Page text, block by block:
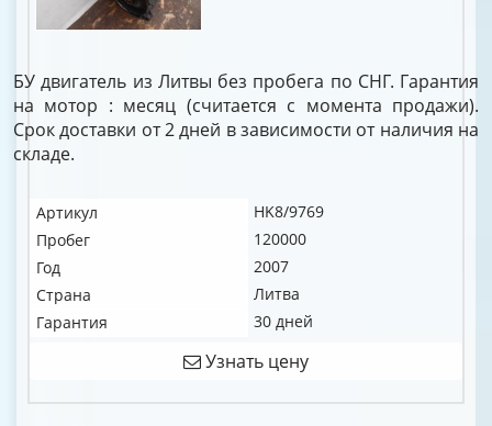
БУ двигатель из Литвы без пробега по СНГ. Гарантия
на мотор : месяц (считается с момента продажи).
Срок доставки от 2 дней в зависимости от наличия на
складе.
Артикул
HK8/9769
Пробег
120000
Год
2007
Страна
Литва
Гарантия
30 дней
Узнать цену